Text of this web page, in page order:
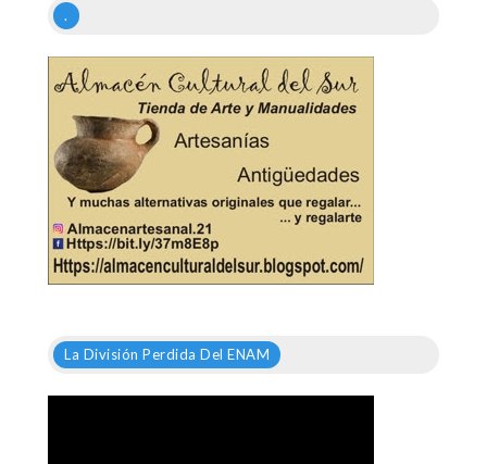
.
La División Perdida Del ENAM